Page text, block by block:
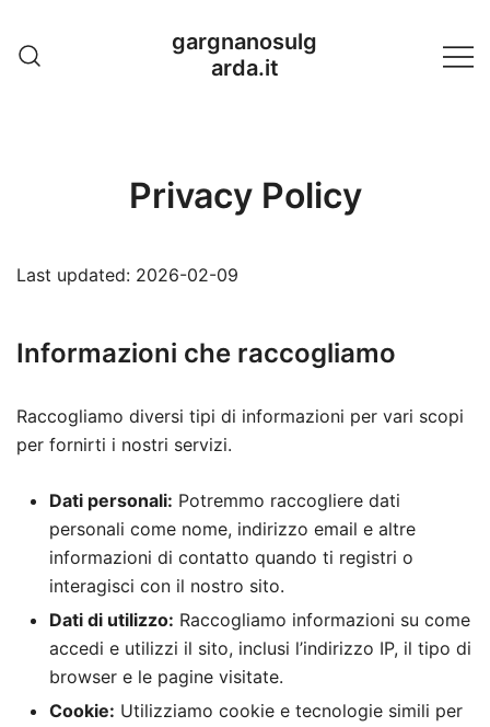
content
gargnanosulg
arda.it
Privacy Policy
Last updated: 2026-02-09
Informazioni che raccogliamo
Raccogliamo diversi tipi di informazioni per vari scopi
per fornirti i nostri servizi.
Dati personali: Potremmo raccogliere dati
personali come nome, indirizzo email e altre
informazioni di contatto quando ti registri o
interagisci con il nostro sito.
Dati di utilizzo: Raccogliamo informazioni su come
accedi e utilizzi il sito, inclusi l’indirizzo IP, il tipo di
browser e le pagine visitate.
Cookie: Utilizziamo cookie e tecnologie simili per